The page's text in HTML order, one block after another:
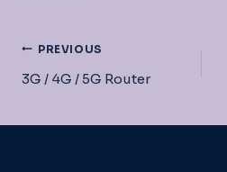
Inläggsnavigering
PREVIOUS
3G / 4G / 5G Router